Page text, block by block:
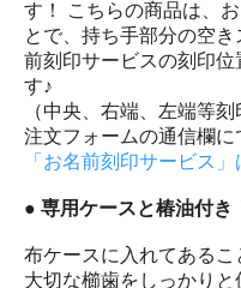
す！ こちらの商品は、
とで、持ち手部分の空
前刻印サービスの刻印位
す♪
（中央、右端、左端等
注文フォームの通信欄に
「お名前刻印サービス」
● 専用ケースと椿油付
布ケースに入れてある
大切な櫛歯をしっかり